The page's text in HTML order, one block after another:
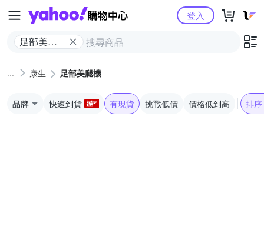
Yahoo購物中心
足部美腿
登入
康生 足部美腿機
品牌 快速到貨 有現貨 挑戰低價 價格低到高 排序